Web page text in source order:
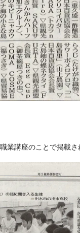
業講座のことで掲載さ